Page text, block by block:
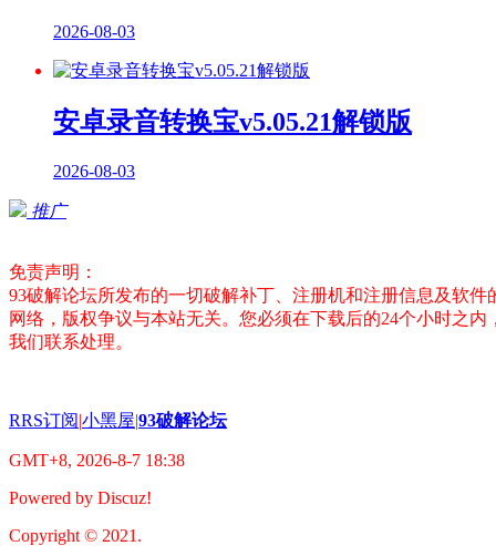
2026-08-03
安卓录音转换宝v5.05.21解锁版
2026-08-03
推广
免责声明：
93破解论坛所发布的一切破解补丁、注册机和注册信息及软
网络，版权争议与本站无关。您必须在下载后的24个小时之
我们联系处理。
RRS订阅|小黑屋|93破解论坛
GMT+8, 2026-8-7 18:38
Powered by Discuz!
Copyright © 2021.